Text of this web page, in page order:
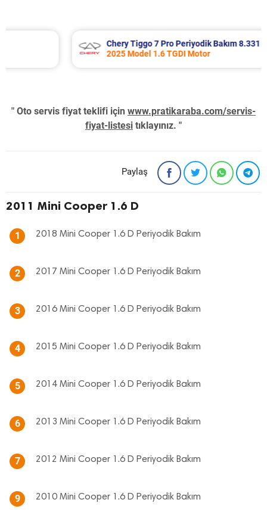
Chery Tiggo 7 Pro Periyodik Bakım 8.331 TL
2025 Model 1.6 TGDI Motor
" Oto servis fiyat teklifi için www.pratikaraba.com/servis-
fiyat-listesi tıklayınız. "
Paylaş
2011 Mini Cooper 1.6 D
1 2018 Mini Cooper 1.6 D Periyodik Bakım
2 2017 Mini Cooper 1.6 D Periyodik Bakım
3 2016 Mini Cooper 1.6 D Periyodik Bakım
4 2015 Mini Cooper 1.6 D Periyodik Bakım
5 2014 Mini Cooper 1.6 D Periyodik Bakım
6 2013 Mini Cooper 1.6 D Periyodik Bakım
7 2012 Mini Cooper 1.6 D Periyodik Bakım
9 2010 Mini Cooper 1.6 D Periyodik Bakım